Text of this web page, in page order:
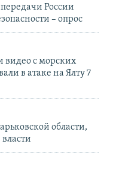
России
– опрос
с морских
в атаке на Ялту 7
области,